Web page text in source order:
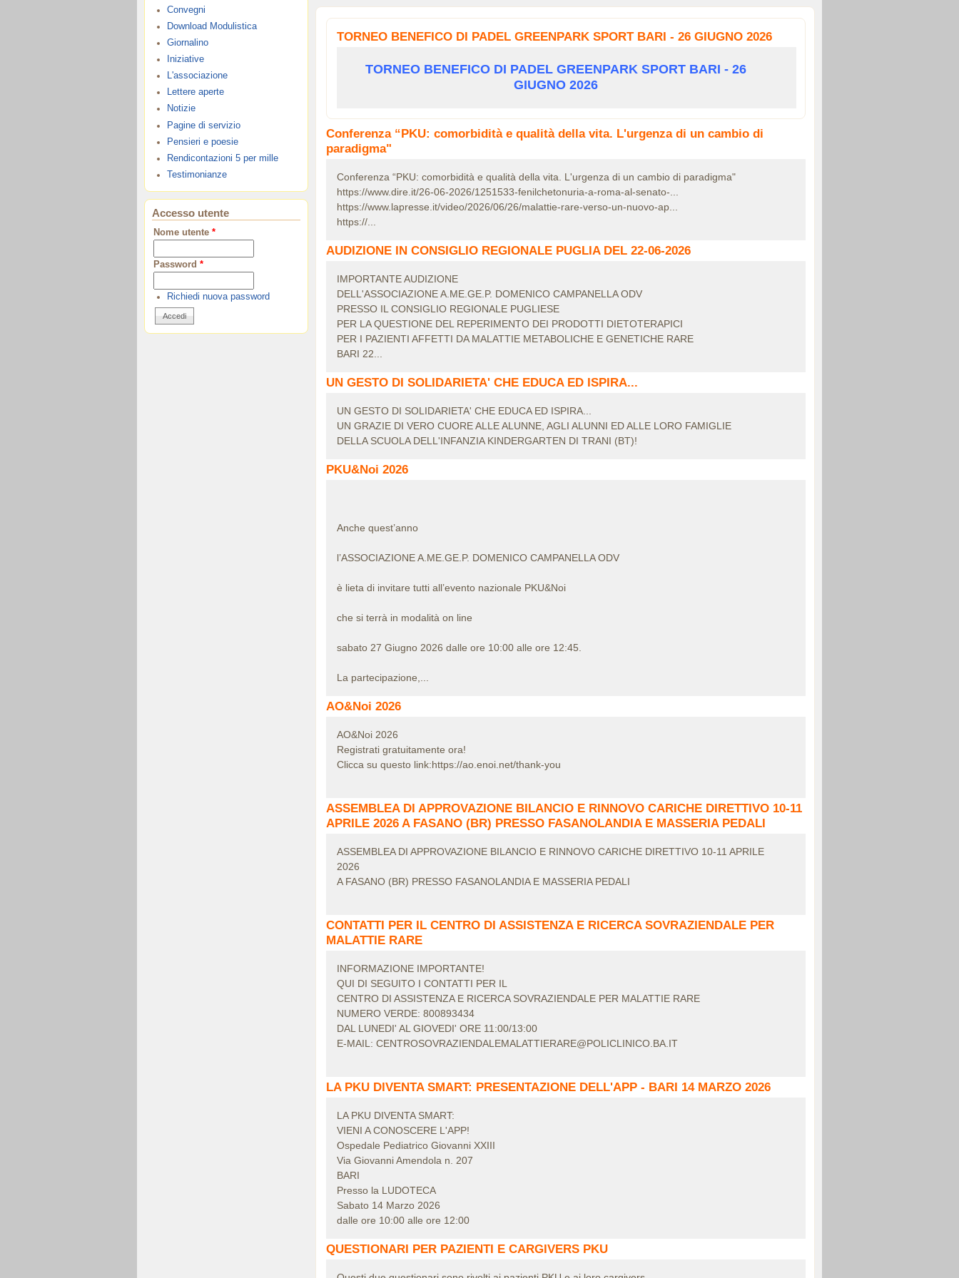
Convegni
Download Modulistica
Giornalino
Iniziative
L'associazione
Lettere aperte
Notizie
Pagine di servizio
Pensieri e poesie
Rendicontazioni 5 per mille
Testimonianze
Accesso utente
Nome utente *
Password *
Richiedi nuova password
TORNEO BENEFICO DI PADEL GREENPARK SPORT BARI - 26 GIUGNO 2026
TORNEO BENEFICO DI PADEL GREENPARK SPORT BARI - 26
GIUGNO 2026
Conferenza “PKU: comorbidità e qualità della vita. L'urgenza di un cambio di
paradigma"
Conferenza “PKU: comorbidità e qualità della vita. L'urgenza di un cambio di paradigma"
https://www.dire.it/26-06-2026/1251533-fenilchetonuria-a-roma-al-senato-...
https://www.lapresse.it/video/2026/06/26/malattie-rare-verso-un-nuovo-ap...
https://...
AUDIZIONE IN CONSIGLIO REGIONALE PUGLIA DEL 22-06-2026
IMPORTANTE AUDIZIONE
DELL'ASSOCIAZIONE A.ME.GE.P. DOMENICO CAMPANELLA ODV
PRESSO IL CONSIGLIO REGIONALE PUGLIESE
PER LA QUESTIONE DEL REPERIMENTO DEI PRODOTTI DIETOTERAPICI
PER I PAZIENTI AFFETTI DA MALATTIE METABOLICHE E GENETICHE RARE
BARI 22...
UN GESTO DI SOLIDARIETA' CHE EDUCA ED ISPIRA...
UN GESTO DI SOLIDARIETA' CHE EDUCA ED ISPIRA...
UN GRAZIE DI VERO CUORE ALLE ALUNNE, AGLI ALUNNI ED ALLE LORO FAMIGLIE
DELLA SCUOLA DELL'INFANZIA KINDERGARTEN DI TRANI (BT)!
PKU&Noi 2026
Anche quest’anno
l’ASSOCIAZIONE A.ME.GE.P. DOMENICO CAMPANELLA ODV
è lieta di invitare tutti all’evento nazionale PKU&Noi
che si terrà in modalità on line
sabato 27 Giugno 2026 dalle ore 10:00 alle ore 12:45.
La partecipazione,...
AO&Noi 2026
AO&Noi 2026
Registrati gratuitamente ora!
Clicca su questo link:https://ao.enoi.net/thank-you
ASSEMBLEA DI APPROVAZIONE BILANCIO E RINNOVO CARICHE DIRETTIVO 10-11
APRILE 2026 A FASANO (BR) PRESSO FASANOLANDIA E MASSERIA PEDALI
ASSEMBLEA DI APPROVAZIONE BILANCIO E RINNOVO CARICHE DIRETTIVO 10-11 APRILE
2026
A FASANO (BR) PRESSO FASANOLANDIA E MASSERIA PEDALI
CONTATTI PER IL CENTRO DI ASSISTENZA E RICERCA SOVRAZIENDALE PER
MALATTIE RARE
INFORMAZIONE IMPORTANTE!
QUI DI SEGUITO I CONTATTI PER IL
CENTRO DI ASSISTENZA E RICERCA SOVRAZIENDALE PER MALATTIE RARE
NUMERO VERDE: 800893434
DAL LUNEDI' AL GIOVEDI' ORE 11:00/13:00
E-MAIL: CENTROSOVRAZIENDALEMALATTIERARE@POLICLINICO.BA.IT
LA PKU DIVENTA SMART: PRESENTAZIONE DELL'APP - BARI 14 MARZO 2026
LA PKU DIVENTA SMART:
VIENI A CONOSCERE L'APP!
Ospedale Pediatrico Giovanni XXIII
Via Giovanni Amendola n. 207
BARI
Presso la LUDOTECA
Sabato 14 Marzo 2026
dalle ore 10:00 alle ore 12:00
QUESTIONARI PER PAZIENTI E CARGIVERS PKU